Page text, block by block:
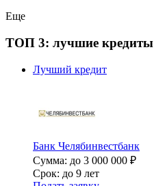
Еще
ТОП 3: лучшие кредиты
Лучший кредит
Банк Челябинвестбанк
Сумма: до 3 000 000 ₽
Срок: до 9 лет